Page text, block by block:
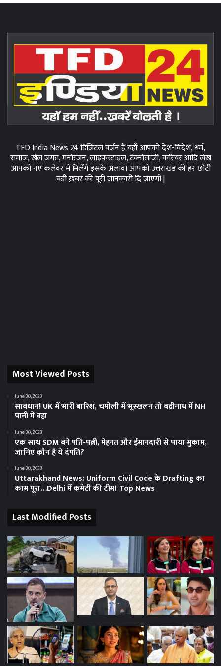
TFD India News 24 डिजिटल वर्जन हैं यहाँ आपको देश-विदेश, धर्म,
समाज, खेल जगत, मनोरंजन, लाइफस्टाइल, टेक्नोलॉजी, करियर आदि लेख
आपको नए कलेवर में मिलेंगे इसके अलावा आपको उत्तराखंड की हर छोटी
बड़ी ख़बर की पूरी जानकारी दि जाएगी |
Most Viewed Posts
June 30, 2023
सावधान! UK में भारी बारिश, चमोली में भूस्‍खलन तो बद्रीनाथ में NH
पानी में बहा
June 30, 2023
एक साथ SDM बने पति-पत्नी, मेहनत और ईमानदारी से पाया मुकाम,
जानिए कौन हैं ये दंपति?
June 30, 2023
Uttarakhand News: Uniform Civil Code के Drafting का
काम पूरा…Delhi में कमेटी की टीम। Top News
Last Modified Posts